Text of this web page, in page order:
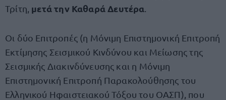
Τρίτη, μετά την Καθαρά Δευτέρα
Οι δύο Επιτροπές (η Μόνιμη Επιστημονική Επιτροπή
Εκτίμησης Σεισμικού Κινδύνου και Μείωσης της
Σεισμικής Διακινδύνευσης και η Μόνιμη
Επιστημονική Επιτροπή Παρακολούθησης του
Ελληνικού Ηφαιστειακού Τόξου του ΟΑΣΠ), που